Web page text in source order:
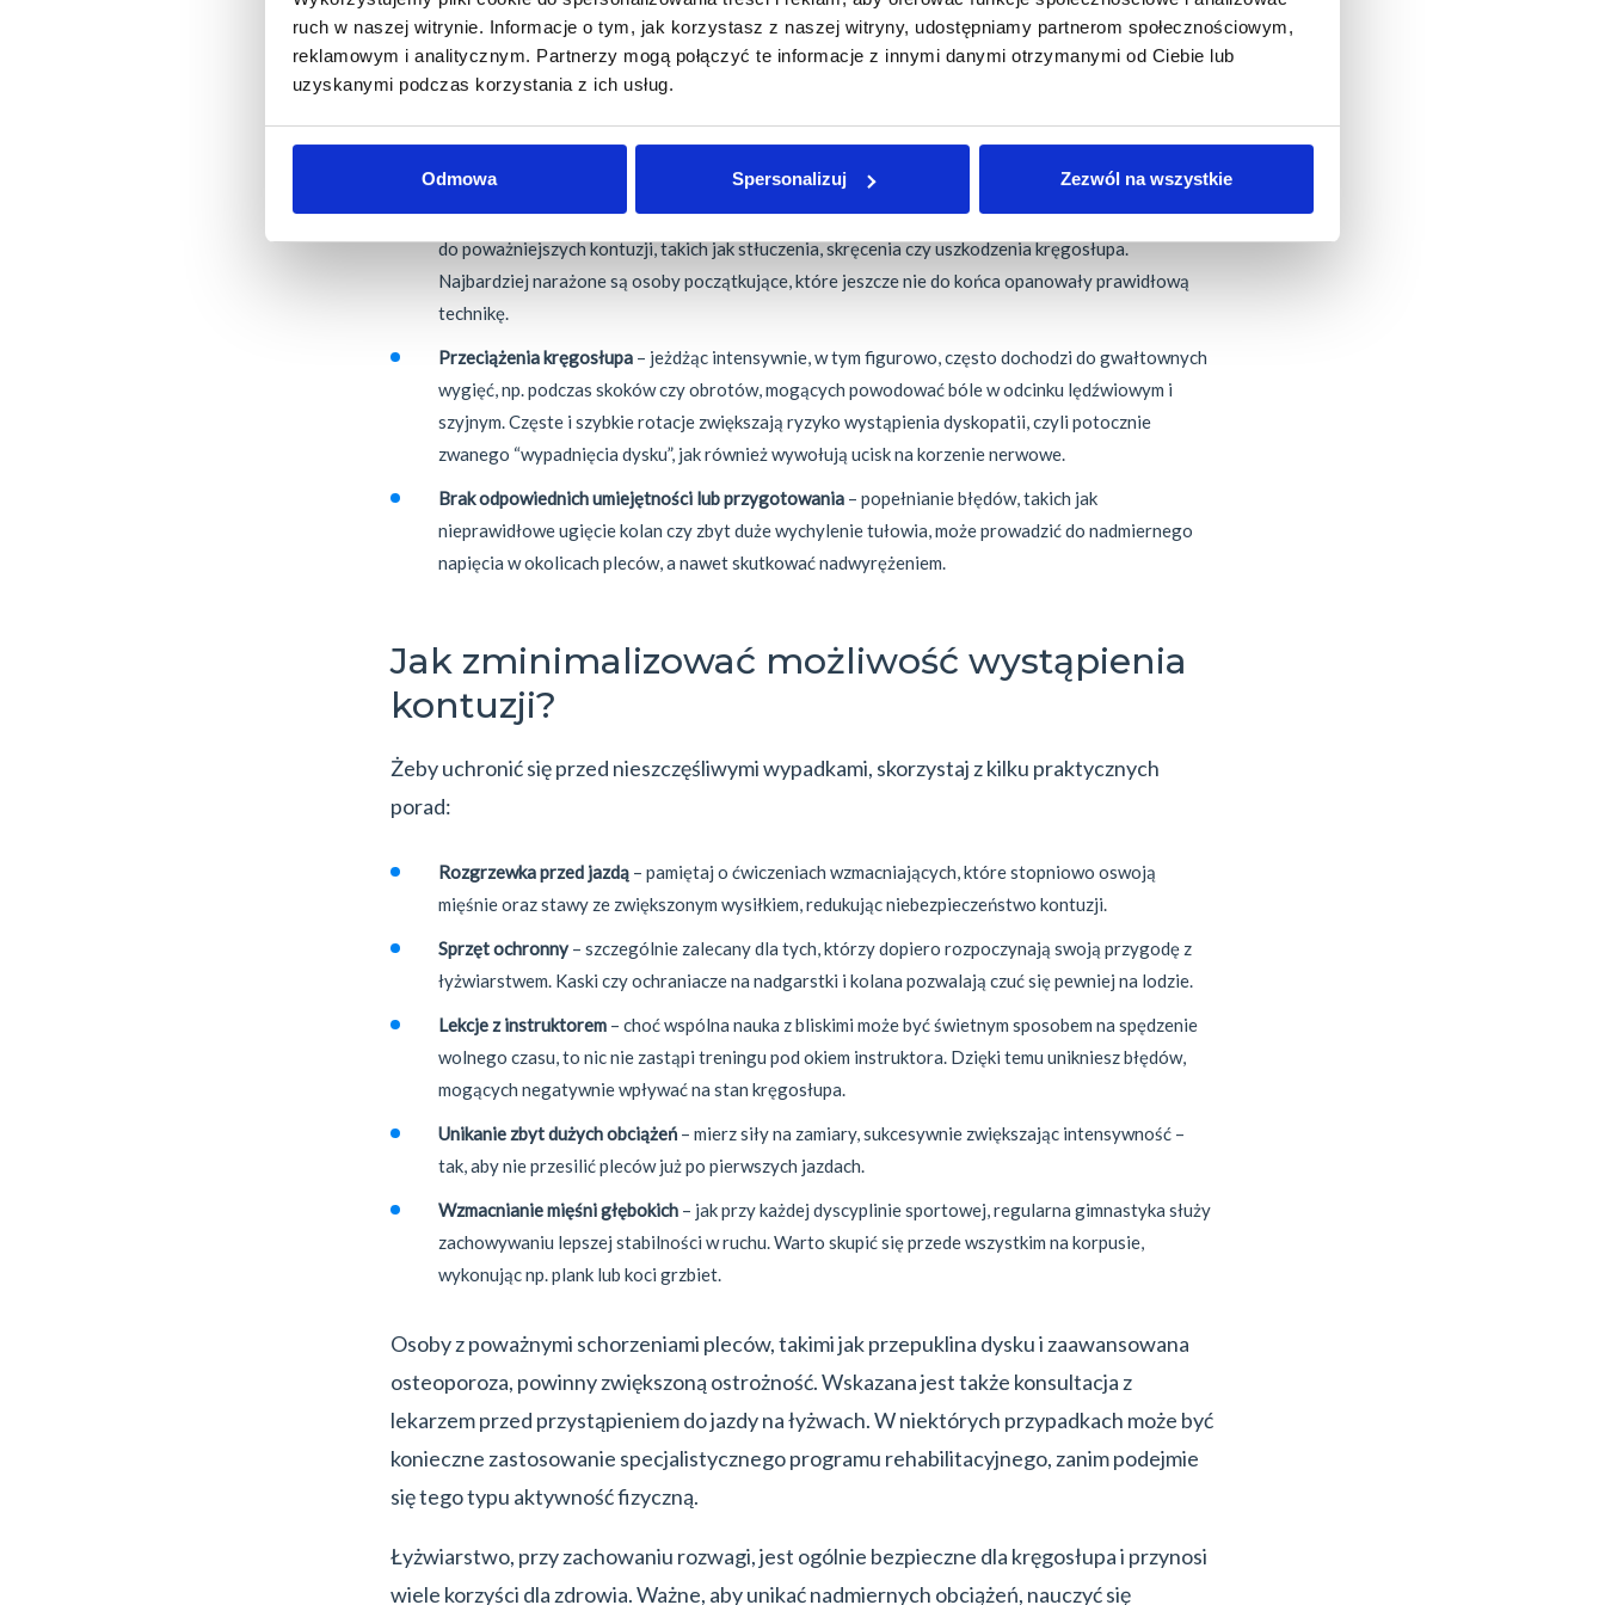
ruch w naszej witrynie. Informacje o tym, jak korzystasz z naszej witryny, udostępniamy partnerom społecznościowym,
reklamowym i analitycznym. Partnerzy mogą połączyć te informacje z innymi danymi otrzymanymi od Ciebie lub
uzyskanymi podczas korzystania z ich usług.
Odmowa Spersonalizuj Zezwól na wszystkie
wystąpić w czasie jazdy na łyżwach?
nie powinno nas zniechęcać. Świadomość w tej kwestii to podstawa uniknięcia kontuzji.
Dotkliwe upadki– największym zagrożeniem dla łyżwiarzy są nagłe wywrotki, mogące prowadzić
do poważniejszych kontuzji, takich jak stłuczenia, skręcenia czy uszkodzenia kręgosłupa.
Najbardziej narażone są osoby początkujące, które jeszcze nie do końca opanowały prawidłową
technikę.
Przeciążenia kręgosłupa – jeżdżąc intensywnie, w tym figurowo, często dochodzi do gwałtownych
wygięć, np. podczas skoków czy obrotów, mogących powodować bóle w odcinku lędźwiowym i
szyjnym. Częste i szybkie rotacje zwiększają ryzyko wystąpienia dyskopatii, czyli potocznie
zwanego “wypadnięcia dysku”, jak również wywołują ucisk na korzenie nerwowe.
Brak odpowiednich umiejętności lub przygotowania – popełnianie błędów, takich jak
nieprawidłowe ugięcie kolan czy zbyt duże wychylenie tułowia, może prowadzić do nadmiernego
napięcia w okolicach pleców, a nawet skutkować nadwyrężeniem.
Jak zminimalizować możliwość wystąpienia
kontuzji?
Żeby uchronić się przed nieszczęśliwymi wypadkami, skorzystaj z kilku praktycznych
porad:
Rozgrzewka przed jazdą – pamiętaj o ćwiczeniach wzmacniających, które stopniowo oswoją
mięśnie oraz stawy ze zwiększonym wysiłkiem, redukując niebezpieczeństwo kontuzji.
Sprzęt ochronny– szczególnie zalecany dla tych, którzy dopiero rozpoczynają swoją przygodę z
łyżwiarstwem. Kaski czy ochraniacze na nadgarstki i kolana pozwalają czuć się pewniej na lodzie.
Lekcje z instruktorem – choć wspólna nauka z bliskimi może być świetnym sposobem na spędzenie
wolnego czasu, to nic nie zastąpi treningu pod okiem instruktora. Dzięki temu unikniesz błędów,
mogących negatywnie wpływać na stan kręgosłupa.
Unikanie zbyt dużych obciążeń – mierz siły na zamiary, sukcesywnie zwiększając intensywność –
tak, aby nie przesilić pleców już po pierwszych jazdach.
Wzmacnianie mięśni głębokich – jak przy każdej dyscyplinie sportowej, regularna gimnastyka służy
zachowywaniu lepszej stabilności w ruchu. Warto skupić się przede wszystkim na korpusie,
wykonując np. plank lub koci grzbiet.
Osoby z poważnymi schorzeniami pleców, takimi jak przepuklina dysku i zaawansowana
osteoporoza, powinny zwiększoną ostrożność. Wskazana jest także konsultacja z
lekarzem przed przystąpieniem do jazdy na łyżwach. W niektórych przypadkach może być
konieczne zastosowanie specjalistycznego programu rehabilitacyjnego, zanim podejmie
się tego typu aktywność fizyczną.
Łyżwiarstwo, przy zachowaniu rozwagi, jest ogólnie bezpieczne dla kręgosłupa i przynosi
wiele korzyści dla zdrowia. Ważne, aby unikać nadmiernych obciążeń, nauczyć się